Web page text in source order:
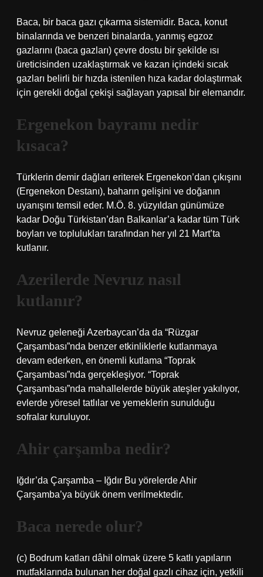
Baca, bir baca gazı çıkarma sistemidir. Baca, konut
binalarında ve benzeri binalarda, yanmış egzoz
gazlarını (baca gazları) çevre dostu bir şekilde ısı
üreticisinden uzaklaştırmak ve kazan içindeki sıcak
gazları belirli bir hızda istenilen hıza kadar dolaştırmak
için gerekli doğal çekişi sağlayan yapısal bir elemandır.
Ergenekon bayramı nedir
kısaca?
Türklerin demir dağları eriterek Ergenekon’dan çıkışını
(Ergenekon Destanı), baharın gelişini ve doğanın
uyanışını temsil eder. M.Ö. 8. yüzyıldan günümüze
kadar Doğu Türkistan’dan Balkanlar’a kadar tüm Türk
boyları ve toplulukları tarafından her yıl 21 Mart’ta
kutlanır.
Azerilerde Nevruz nasıl
kutlanır?
Nevruz geleneği Azerbaycan’da da “Rüzgar
Çarşambası”nda benzer etkinliklerle kutlanmaya
devam ederken, en önemli kutlama “Toprak
Çarşambası”nda gerçekleşiyor. “Toprak
Çarşambası”nda mahallelerde büyük ateşler yakılıyor,
evlerde yöresel tatlılar ve yemeklerin sunulduğu
sofralar kuruluyor.
Ahir çarşamba nedir?
Iğdır’da Çarşamba – Iğdır Bu yörelerde Ahir
Çarşamba’ya büyük önem verilmektedir.
Baca nerede olur?
(c) Bodrum katları dâhil olmak üzere 5 katlı yapıların
mutfaklarında bulunan her doğal gazlı cihaz için, yetkili